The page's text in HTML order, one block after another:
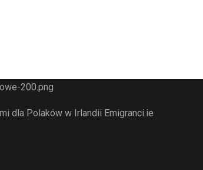
dla Polaków w Irlandii Emigranci.ie